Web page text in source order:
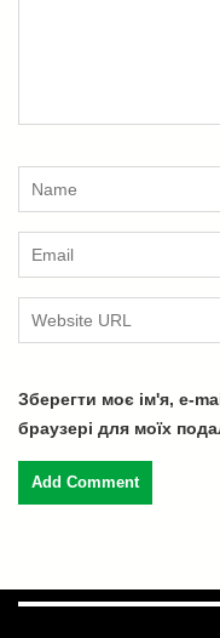
Зберегти моє ім'я, e-
браузері для моїх